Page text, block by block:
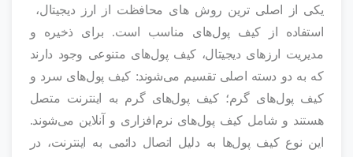
یکی از اصلی ترین روش های محافظت از ارز دیجیتال،
استفاده از کیف پول‌های مناسب است. برای ذخیره و
مدیریت ارزهای دیجیتال، کیف پول‌های متنوعی وجود دارند
که به دو دسته اصلی تقسیم می‌شوند: کیف پول‌های سرد و
کیف پول‌های گرم؛ کیف پول‌های گرم به اینترنت متصل
هستند و شامل کیف پول‌های نرم‌افزاری و آنلاین می‌شوند.
این نوع کیف پول‌ها به دلیل اتصال دائمی به اینترنت، در